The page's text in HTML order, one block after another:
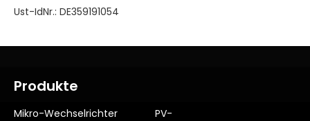
Ust-IdNr.: DE359191054
Produkte
Mikro-Wechselrichter
PV-